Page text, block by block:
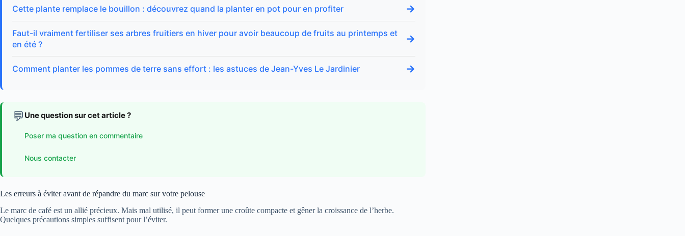
Cette plante remplace le bouillon : découvrez quand la planter en pot pour en profiter →
Faut-il vraiment fertiliser ses arbres fruitiers en hiver pour avoir beaucoup de fruits au printemps et
en été ?
→
Comment planter les pommes de terre sans effort : les astuces de Jean-Yves Le Jardinier →
💬 Une question sur cet article ?
Poser ma question en commentaire
Nous contacter
Les erreurs à éviter avant de répandre du marc sur votre pelouse
Le marc de café est un allié précieux. Mais mal utilisé, il peut former une croûte compacte et gêner la croissance de l’herbe.
Quelques précautions simples suffisent pour l’éviter.